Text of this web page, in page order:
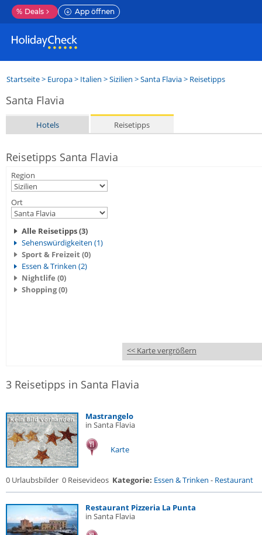
% Deals App öffnen
Startseite> Europa> Italien >Sizilien >Santa Flavia> Reisetipps
Santa Flavia
Hotels Reisetipps
Reisetipps Santa Flavia
Region
Ort
Alle Reisetipps (3)
Sehenswürdigkeiten (1)
Sport & Freizeit (0)
Essen & Trinken (2)
Nightlife (0)
Shopping (0)
<< Karte vergrößern
3 Reisetipps in Santa Flavia
Mastrangelo
in Santa Flavia
Karte
0 Urlaubsbilder 0 Reisevideos Kategorie: Essen & Trinken - Restaurant
Restaurant Pizzeria La Punta
in Santa Flavia